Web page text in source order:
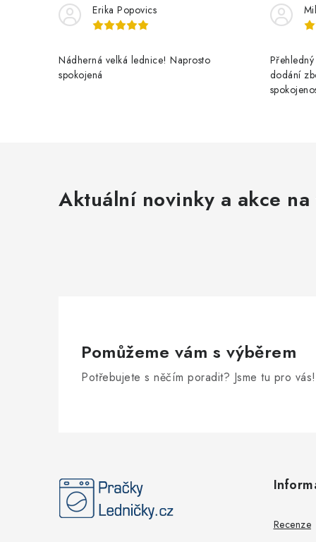
Erika Popovics
Nádherná velká lednice! Naprosto
spokojená
dodání
Aktuální novinky a akce na
Pomůžeme vám s výběrem
Potřebujete s něčím poradit? Jsme tu pro vás!
Recenze